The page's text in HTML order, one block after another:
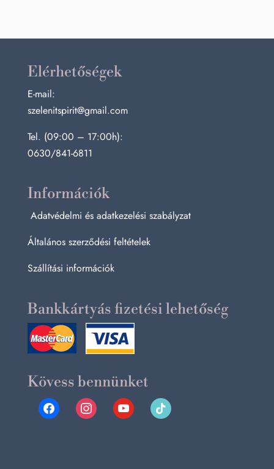
Elérhetőségek
E-mail:
szelenitspirit@gmail.com
Tel. (09:00 – 17:00h):
0630/841-6811
Információk
Adatvédelmi és adatkezelési szabályzat
Általános szerződési feltételek
Szállítási információk
Bankkártyás fizetési lehetőség
Kövess bennünket
facebookinstagramyoutube tiktok